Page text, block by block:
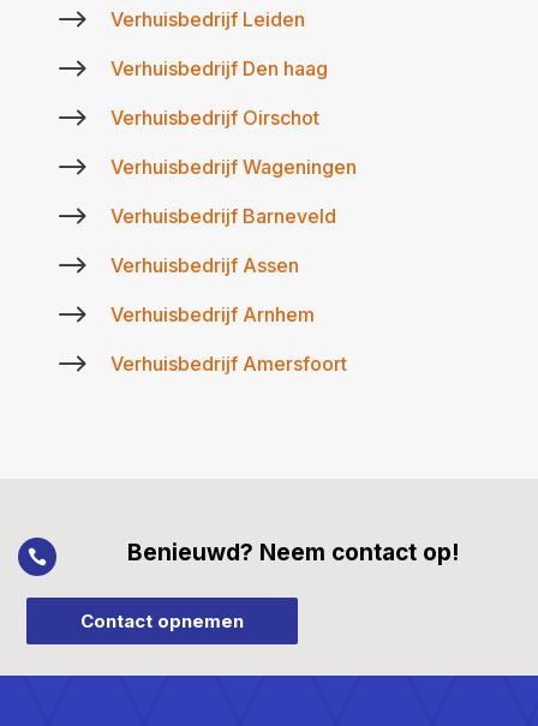
$ Verhuisbedrijf Leiden
$ Verhuisbedrijf Den haag
$ Verhuisbedrijf Oirschot
$ Verhuisbedrijf Wageningen
$ Verhuisbedrijf Barneveld
$ Verhuisbedrijf Assen
$ Verhuisbedrijf Arnhem
$ Verhuisbedrijf Amersfoort
 Benieuwd? Neem contact op!
Contact opnemen